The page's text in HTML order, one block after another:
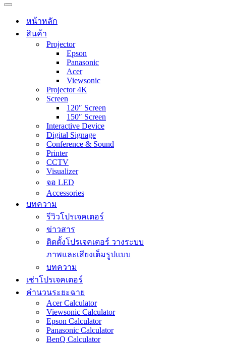
Navigation
หน้าหลัก
สินค้า
Projector
Epson
Panasonic
Acer
Viewsonic
Projector 4K
Screen
120″ Screen
150″ Screen
Interactive Device
Digital Signage
Conference & Sound
Printer
CCTV
Visualizer
จอ LED
Accessories
บทความ
รีวิวโปรเจคเตอร์
ข่าวสาร
ติดตั้งโปรเจคเตอร์ วางระบบ
ภาพและเสียงเต็มรูปแบบ
บทความ
เช่าโปรเจคเตอร์
คำนวนระยะฉาย
Acer Calculator
Viewsonic Calculator
Epson Calculator
Panasonic Calculator
BenQ Calculator